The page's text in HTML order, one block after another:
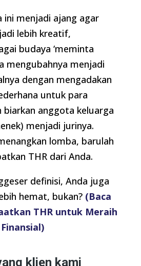
ini menjadi ajang agar
lebih kreatif,
budaya ‘meminta
mengubahnya menjadi
dengan mengadakan
untuk para
biarkan anggota keluarga
menjadi jurinya.
lomba, barulah
THR dari Anda.
definisi, Anda juga
hemat, bukan? (Baca
THR untuk Meraih